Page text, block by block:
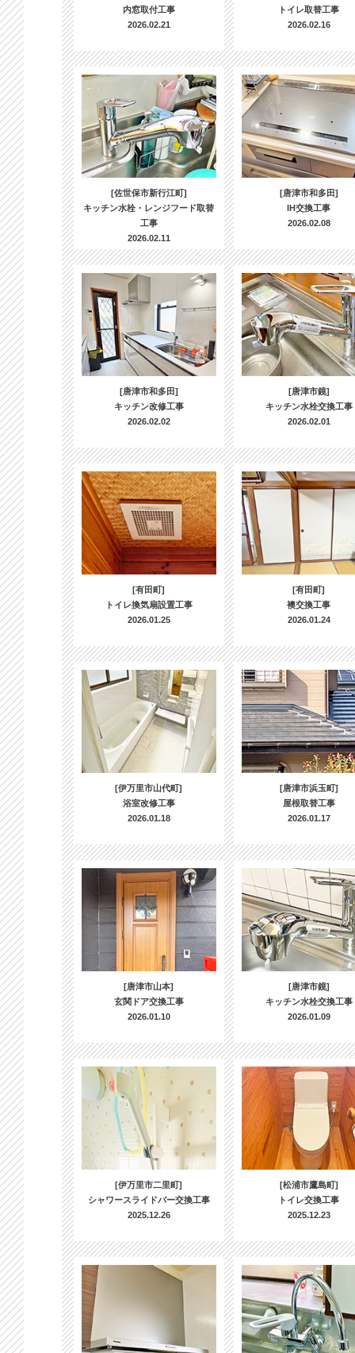
内窓取付工事
2026.02.21
トイレ取替工事
2026.02.16
[佐世保市新行江町]
キッチン水栓・レンジフード取替
工事
2026.02.11
[唐津市和多田]
IH交換工事
2026.02.08
[唐津市和多田]
キッチン改修工事
2026.02.02
[唐津市鏡]
キッチン水栓交換工事
2026.02.01
[有田町]
トイレ換気扇設置工事
2026.01.25
[有田町]
襖交換工事
2026.01.24
[伊万里市山代町]
浴室改修工事
2026.01.18
[唐津市浜玉町]
屋根取替工事
2026.01.17
[唐津市山本]
玄関ドア交換工事
2026.01.10
[唐津市鏡]
キッチン水栓交換工事
2026.01.09
[伊万里市二里町]
シャワースライドバー交換工事
2025.12.26
[松浦市鷹島町]
トイレ交換工事
2025.12.23